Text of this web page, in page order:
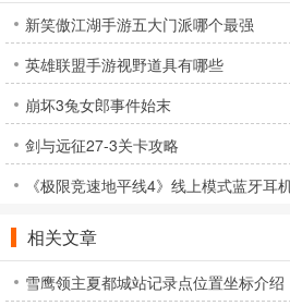
新笑傲江湖手游五大门派哪个最强
英雄联盟手游视野道具有哪些
崩坏3兔女郎事件始末
剑与远征27-3关卡攻略
《极限竞速地平线4》线上模式蓝牙耳
教学[多图]
相关文章
雪鹰领主夏都城站记录点位置坐标介绍